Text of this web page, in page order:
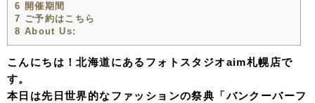
6 開催期間
7 ご予約はこちら
8 About Us:
こんにちは！北海道にあるフォトスタジオaim札幌店で
す。
本日は先日世界的なファッションの祭典「バンクーバーフ